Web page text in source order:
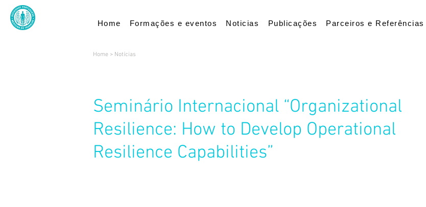
Home Formações e eventos Noticias Publicações Parceiros e Referências
Home > Notícias
Seminário Internacional “Organizational
Resilience: How to Develop Operational
Resilience Capabilities”